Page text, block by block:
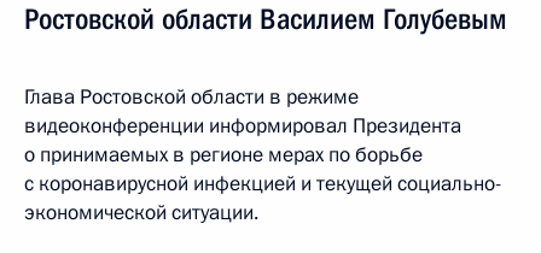
Ростовской области Василием Голубевым
Глава Ростовской области в режиме
видеоконференции информировал Президента
о принимаемых в регионе мерах по борьбе
с коронавирусной инфекцией и текущей социально-
экономической ситуации.